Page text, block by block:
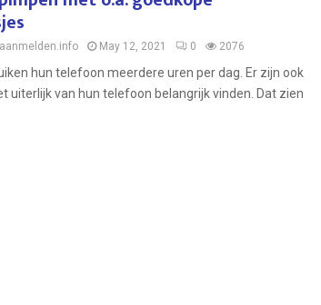
May 12, 2021 0 2076
hun telefoon meerdere uren per dag. Er zijn ook
uiterlijk van hun telefoon belangrijk vinden. Dat zien